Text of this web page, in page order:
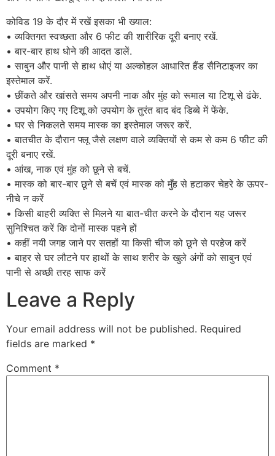
कोविड 19 के दौर में रखें इसका भी ख्याल:
• व्यक्तिगत स्वच्छता और 6 फीट की शारीरिक दूरी बनाए रखें.
• बार-बार हाथ धोने की आदत डालें.
• साबुन और पानी से हाथ धोएं या अल्कोहल आधारित हैंड सैनिटाइजर का
इस्तेमाल करें.
• छींकते और खांसते समय अपनी नाक और मुंह को रूमाल या टिशू से ढंके.
• उपयोग किए गए टिशू को उपयोग के तुरंत बाद बंद डिब्बे में फेंके.
• घर से निकलते समय मास्क का इस्तेमाल जरूर करें.
• बातचीत के दौरान फ्लू जैसे लक्षण वाले व्यक्तियों से कम से कम 6 फीट की
दूरी बनाए रखें.
• आंख, नाक एवं मुंह को छूने से बचें.
• मास्क को बार-बार छूने से बचें एवं मास्क को मुँह से हटाकर चेहरे के ऊपर-
नीचे न करें
• किसी बाहरी व्यक्ति से मिलने या बात-चीत करने के दौरान यह जरूर
सुनिश्चित करें कि दोनों मास्क पहने हों
• कहीं नयी जगह जाने पर सतहों या किसी चीज को छूने से परहेज करें
• बाहर से घर लौटने पर हाथों के साथ शरीर के खुले अंगों को साबुन एवं
पानी से अच्छी तरह साफ करें
Leave a Reply
Your email address will not be published. Required
fields are marked *
Comment *